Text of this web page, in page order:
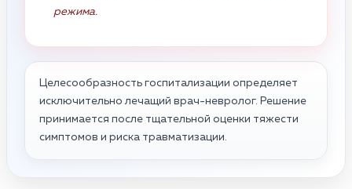
режима.
Целесообразность госпитализации определяет
исключительно лечащий врач-невролог. Решение
принимается после тщательной оценки тяжести
симптомов и риска травматизации.